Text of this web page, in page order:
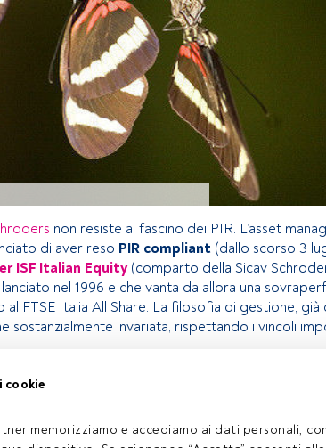
cookie
memorizziamo e accediamo ai dati personali,
non resiste al fascino dei PIR. L’asset
di aver reso PIR compliant (dallo scorso 3
ISF Italian Equity(comparto della Sicav
nel 1996 e che vanta da allora una
al FTSE Italia All Share. La filosofia di gestione,
sostanzialmente invariata, rispettando i vincoli
pulsante Login. Se non hai ancora un account, ti